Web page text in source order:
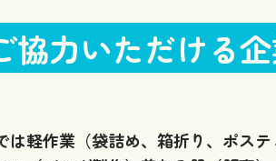
協力いただける
は軽作業（袋詰め、箱折り、ポステ